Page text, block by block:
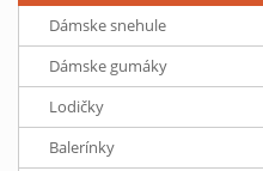
Dámske snehule
Dámske gumáky
Lodičky
Balerínky